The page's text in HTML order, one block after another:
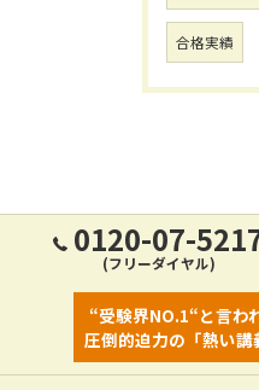
合格実績
0120-07-
(フリーダイヤル)
“受験界NO.1“と言わ
圧倒的迫力の「熱い講